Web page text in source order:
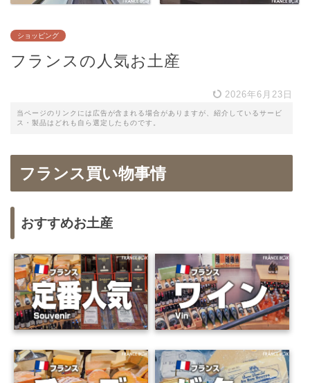
ショッピング
フランスの人気お土産
2026年6月23日
当ページのリンクには広告が含まれる場合がありますが、紹介しているサービ
ス・製品はどれも自ら選定したものです。
フランス買い物事情
おすすめお土産